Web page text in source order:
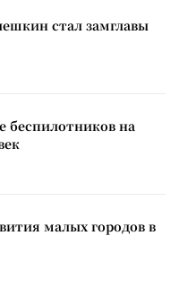
стал замглавы
беспилотников на
малых городов в